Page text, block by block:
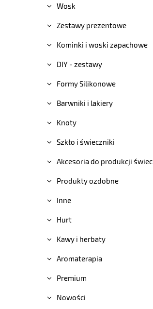
Wosk
Zestawy prezentowe
Kominki i woski zapachowe
DIY - zestawy
Formy Silikonowe
Barwniki i lakiery
Knoty
Szkło i świeczniki
Akcesoria do produkcji świec
Produkty ozdobne
Inne
Hurt
Kawy i herbaty
Aromaterapia
Premium
Nowości